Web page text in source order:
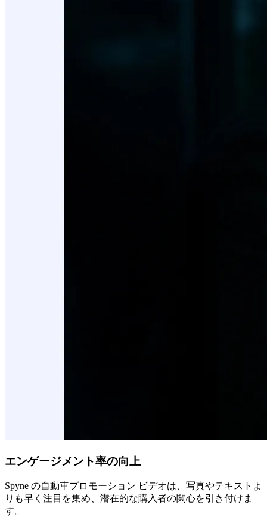
エンゲージメント率の向上
Spyne の自動車プロモーション ビデオは、写真やテキストよ
りも早く注目を集め、潜在的な購入者の関心を引き付けま
す。